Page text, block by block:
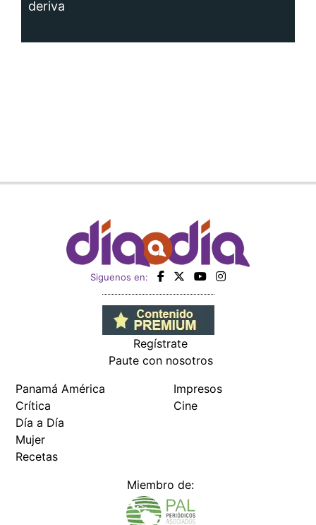
deriva
Siguenos en:
Regístrate
Paute con nosotros
Panamá América
Crítica
Día a Día
Mujer
Recetas
Impresos
Cine
Miembro de: